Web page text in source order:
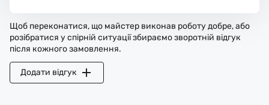
Щоб переконатися, що майстер виконав роботу добре, або
розібратися у спірній ситуації збираємо зворотній відгук
після кожного замовлення.
Додати відгук